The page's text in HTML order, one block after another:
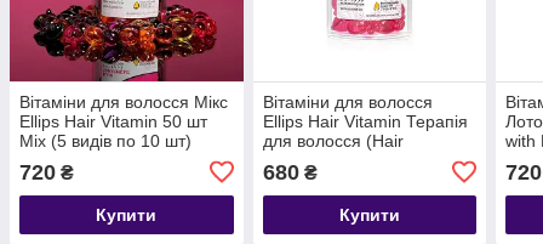
Вітаміни для волосся Мікс
Ellips Hair Vitamin 50 шт
Mix (5 видів по 10 шт)
720 ₴
Купити
Вітаміни для волосся
Ellips Hair Vitamin Терапія
для волосся (Hair
680₴
Купити
with
720